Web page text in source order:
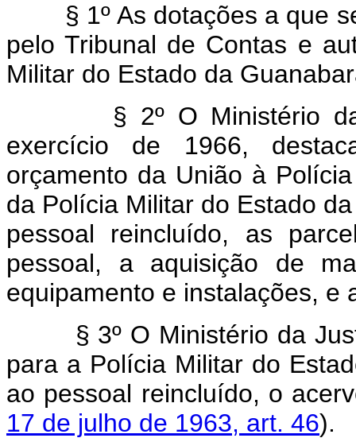
§ 1º As dotações a que se
pelo Tribunal de Contas e
Militar do Estado da
§ 2º O Ministério da
exercício de 1966,
orçamento da União à
da Polícia Militar do Estado
pessoal reincluído, as
pessoal, a aquisição de
equipamento e instalações, e
§ 3º O Ministério da
para a Polícia Militar do
ao pessoal reincluído, o
17 de julho de 1963, art. 46).